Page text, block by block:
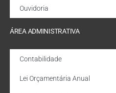
Ouvidoria
ÁREA ADMINISTRATIVA
Contabilidade
Lei Orçamentária Anual